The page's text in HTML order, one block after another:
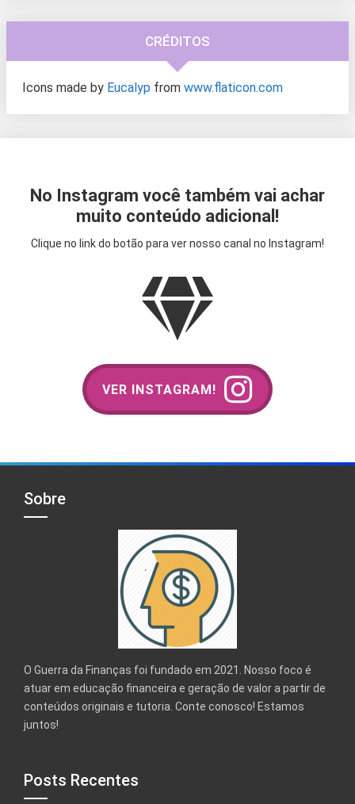
CRÉDITOS
Icons made by Eucalyp from www.flaticon.com
No Instagram você também vai achar
muito conteúdo adicional!
Clique no link do botão para ver nosso canal no Instagram!
VER INSTAGRAM!
Sobre
O Guerra da Finanças foi fundado em 2021. Nosso foco é
atuar em educação financeira e geração de valor a partir de
conteúdos originais e tutoria. Conte conosco! Estamos
juntos!
Posts Recentes